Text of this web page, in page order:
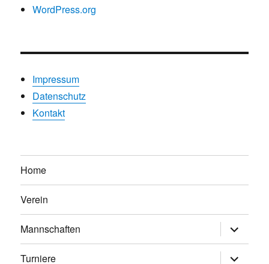
WordPress.org
Impressum
Datenschutz
Kontakt
Home
Verein
Mannschaften
anzeigen
Turniere